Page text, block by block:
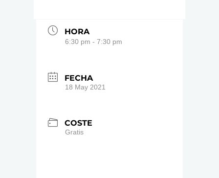
HORA
6:30 pm - 7:30 pm
FECHA
18 May 2021
COSTE
Gratis